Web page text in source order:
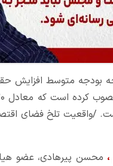
/واقعیت تلخ فضای
، محسن پیرهادی، عضو